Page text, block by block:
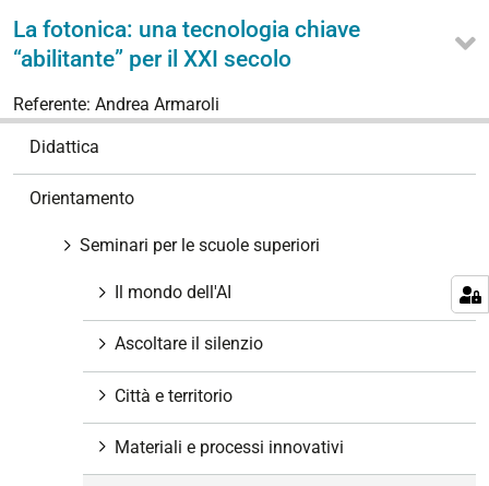
La fotonica: una tecnologia chiave
“abilitante” per il XXI secolo
Referente: Andrea Armaroli
Didattica
Orientamento
Seminari per le scuole superiori
Il mondo dell'AI
Ascoltare il silenzio
Città e territorio
Materiali e processi innovativi